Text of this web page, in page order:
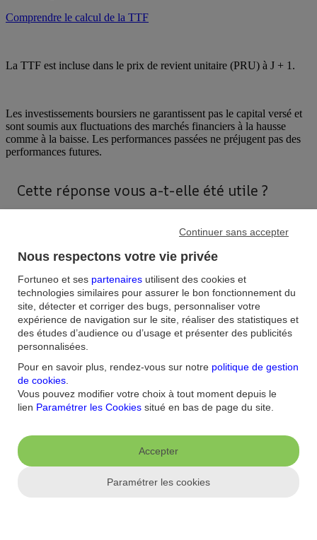
Comprendre le calcul de la TTF
La TTF est incluse dans le prix de revient unitaire (PRU) à J + 1.
Les investissements boursiers ne garantissent pas le capital versé et
sont soumis aux fluctuations des marchés financiers à la hausse
comme à la baisse. Les performances passées ne préjugent pas des
performances futures.
Cette réponse vous a-t-elle été utile ?
Accueil /
Quelles sont les conditions d’application de la Taxe sur les
Transactions Financières (TTF) ?
FAQ Nous contacter / RéclamationsFormulaires
Accessibilité : non
conforme
Nous respectons votre vie privée
Fortuneo et ses partenaires utilisent des cookies et
technologies similaires pour assurer le bon fonctionnement du
site, détecter et corriger des bugs, personnaliser votre
expérience de navigation sur le site, réaliser des statistiques et
des études d’audience ou d’usage et présenter des publicités
personnalisées.
Pour en savoir plus, rendez-vous sur notre politique de gestion
de cookies
Vous pouvez modifier votre choix à tout moment depuis le
lien Paramétrer les Cookies situé en bas de page du site.
Accepter
Continuer sans accepter
Paramétrer les cookies